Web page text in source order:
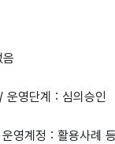
운영단계 : 심의승인
영계정 : 활용사례